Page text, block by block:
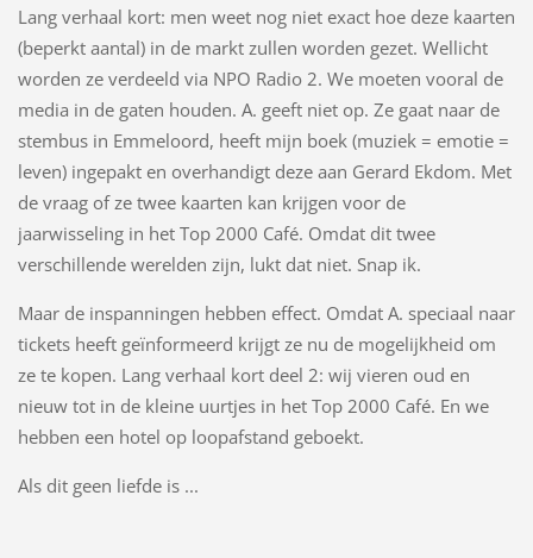
Lang verhaal kort: men weet nog niet exact hoe deze kaarten
(beperkt aantal) in de markt zullen worden gezet. Wellicht
worden ze verdeeld via NPO Radio 2. We moeten vooral de
media in de gaten houden. A. geeft niet op. Ze gaat naar de
stembus in Emmeloord, heeft mijn boek (muziek = emotie =
leven) ingepakt en overhandigt deze aan Gerard Ekdom. Met
de vraag of ze twee kaarten kan krijgen voor de
jaarwisseling in het Top 2000 Café. Omdat dit twee
verschillende werelden zijn, lukt dat niet. Snap ik.
Maar de inspanningen hebben effect. Omdat A. speciaal naar
tickets heeft geïnformeerd krijgt ze nu de mogelijkheid om
ze te kopen. Lang verhaal kort deel 2: wij vieren oud en
nieuw tot in de kleine uurtjes in het Top 2000 Café. En we
hebben een hotel op loopafstand geboekt.
Als dit geen liefde is ...